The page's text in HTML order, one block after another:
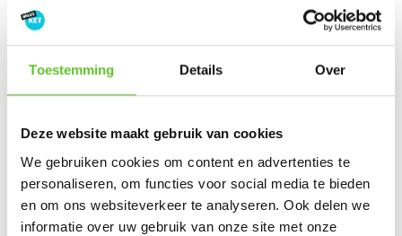
Toestemming Details Over
Deze website maakt gebruik van cookies
We gebruiken cookies om content en advertenties te
personaliseren, om functies voor social media te bieden
en om ons websiteverkeer te analyseren. Ook delen we
informatie over uw gebruik van onze site met onze
Mag BRUZZ ook langskomen in jouw
slaapkamer? 🛏
Wil je ook graag meewerken aan de rubriek
vertel ons een beetje over jezelf.
De reeks 'De Slaapkamer' verschijnt iedere week in
BRUZZ-magazine, op de website BRUZZ.be en natuurlijk